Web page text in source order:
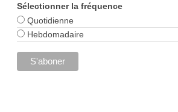
Sélectionner la fréquence
Quotidienne
Hebdomadaire